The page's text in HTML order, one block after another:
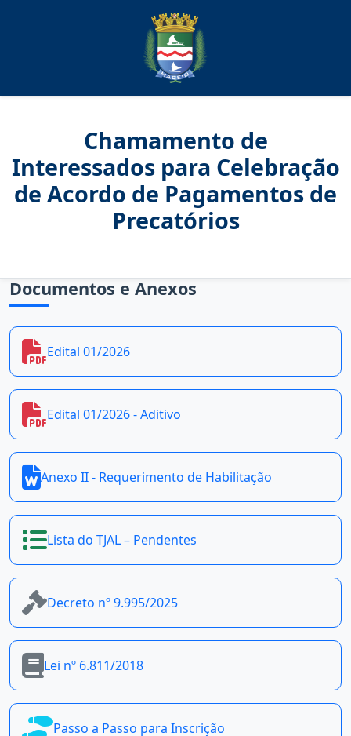
Chamamento de
Interessados para Celebração
de Acordo de Pagamentos de
Precatórios
Documentos e Anexos
Edital 01/2026
Edital 01/2026 - Aditivo
Anexo II - Requerimento de Habilitação
Lista do TJAL – Pendentes
Decreto nº 9.995/2025
Lei nº 6.811/2018
Passo a Passo para Inscrição